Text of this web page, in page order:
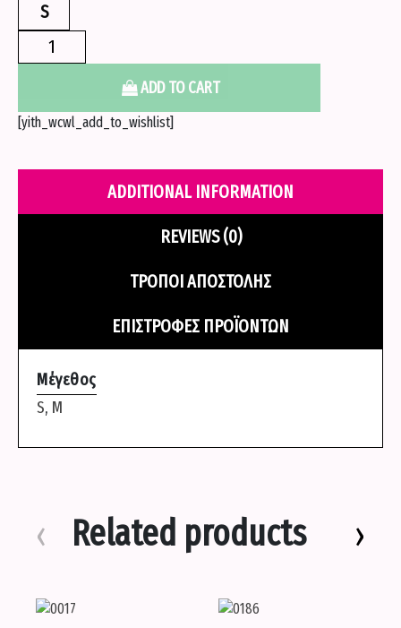
S
σετ
κρίκους
Μαυρο
ADD TO CART
[yith_wcwl_add_to_wishlist]
ADDITIONAL INFORMATION
REVIEWS (0)
ΤΡΌΠΟΙ ΑΠΟΣΤΟΛΉΣ
ΕΠΙΣΤΡΟΦΈΣ ΠΡΟΪΌΝΤΩΝ
Μέγεθος
S, M
Related products
‹ ›